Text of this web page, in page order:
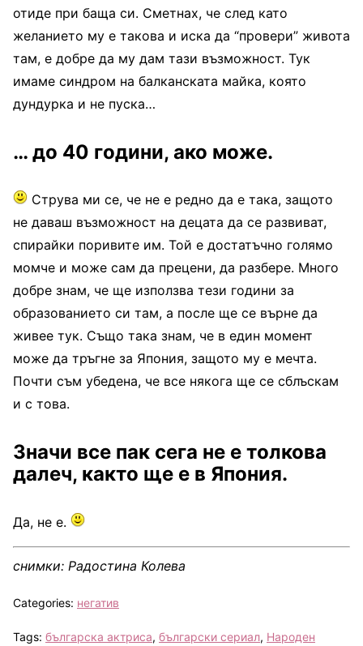
отиде при баща си. Сметнах, че след като
желанието му е такова и иска да “провери” живота
там, е добре да му дам тази възможност. Тук
имаме синдром на балканската майка, която
дундурка и не пуска…
… до 40 години, ако може.
Струва ми се, че не е редно да е така, защото
не даваш възможност на децата да се развиват,
спирайки поривите им. Той е достатъчно голямо
момче и може сам да прецени, да разбере. Много
добре знам, че ще използва тези години за
образованието си там, а после ще се върне да
живее тук. Също така знам, че в един момент
може да тръгне за Япония, защото му е мечта.
Почти съм убедена, че все някога ще се сблъскам
и с това.
Значи все пак сега не е толкова
далеч, както ще е в Япония.
Да, не е.
снимки: Радостина Колева
Categories: негатив
Tags: българска актриса, български сериал, Народен